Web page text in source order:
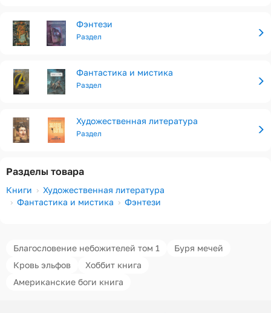
Фэнтези
Раздел
Фантастика и мистика
Раздел
Художественная литература
Раздел
Разделы товара
Книги
Художественная литература
Фантастика и мистика
Фэнтези
Благословение небожителей том 1
Буря мечей
Кровь эльфов
Хоббит книга
Американские боги книга